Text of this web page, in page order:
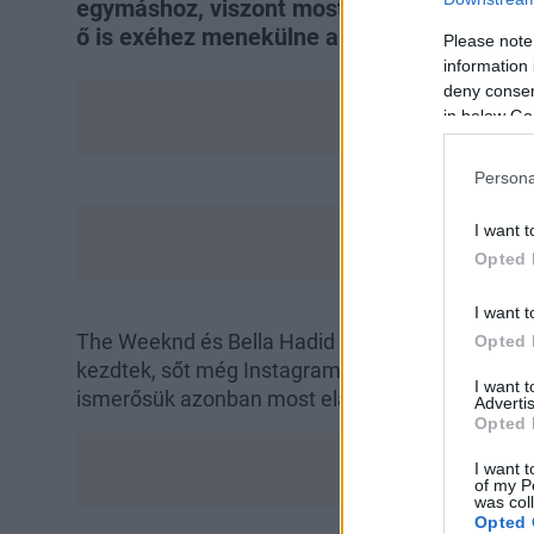
Please
information
deny
in below
I want
Opted
I want
Opted
I want
Opted
I want
of my
was
Opted
egymáshoz, viszont most úgy tűnik The
ő is exéhez menekülne a szakítás után.
The Weeknd és Bella Hadid kapcsolata teljesen
kezdtek, sőt még Instagramon sem követték
ismerősük azonban most elárulta, az énekes